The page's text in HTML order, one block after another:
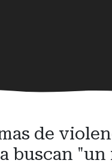
de
buscan "un